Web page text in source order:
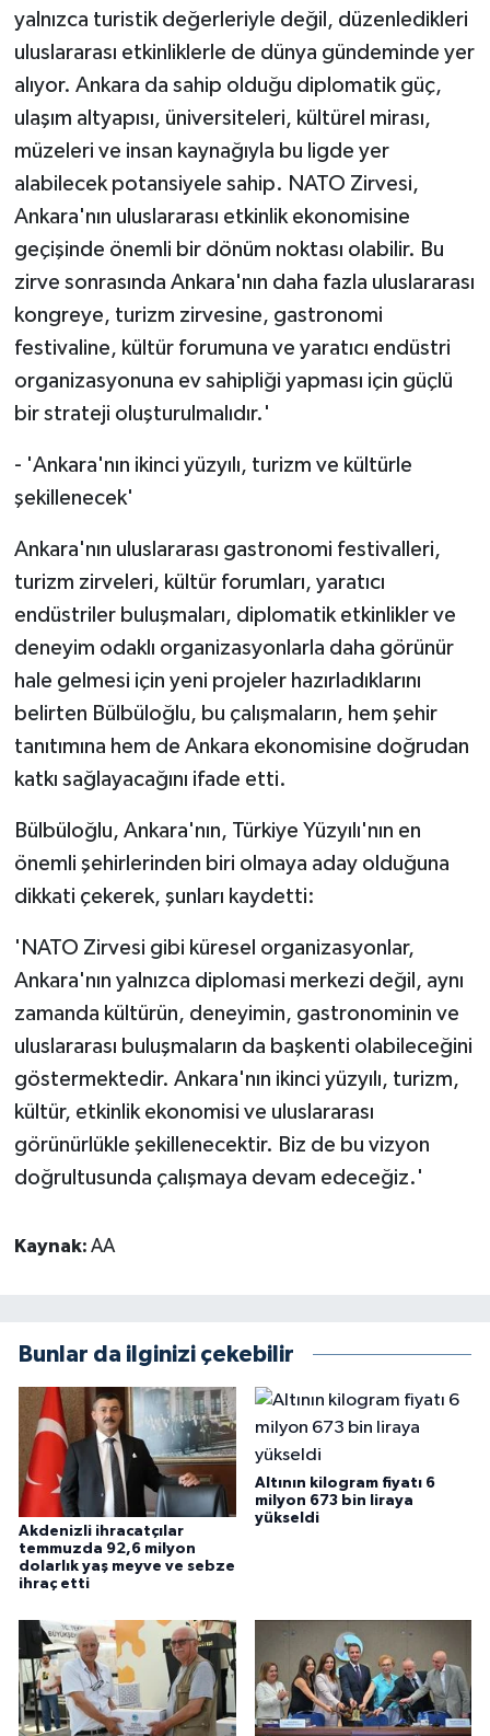
yalnızca turistik değerleriyle değil, düzenledikleri
uluslararası etkinliklerle de dünya gündeminde yer
alıyor. Ankara da sahip olduğu diplomatik güç,
ulaşım altyapısı, üniversiteleri, kültürel mirası,
müzeleri ve insan kaynağıyla bu ligde yer
alabilecek potansiyele sahip. NATO Zirvesi,
Ankara'nın uluslararası etkinlik ekonomisine
geçişinde önemli bir dönüm noktası olabilir. Bu
zirve sonrasında Ankara'nın daha fazla uluslararası
kongreye, turizm zirvesine, gastronomi
festivaline, kültür forumuna ve yaratıcı endüstri
organizasyonuna ev sahipliği yapması için güçlü
bir strateji oluşturulmalıdır.'
- 'Ankara'nın ikinci yüzyılı, turizm ve kültürle
şekillenecek'
Ankara'nın uluslararası gastronomi festivalleri,
turizm zirveleri, kültür forumları, yaratıcı
endüstriler buluşmaları, diplomatik etkinlikler ve
deneyim odaklı organizasyonlarla daha görünür
hale gelmesi için yeni projeler hazırladıklarını
belirten Bülbüloğlu, bu çalışmaların, hem şehir
tanıtımına hem de Ankara ekonomisine doğrudan
katkı sağlayacağını ifade etti.
Bülbüloğlu, Ankara'nın, Türkiye Yüzyılı'nın en
önemli şehirlerinden biri olmaya aday olduğuna
dikkati çekerek, şunları kaydetti:
'NATO Zirvesi gibi küresel organizasyonlar,
Ankara'nın yalnızca diplomasi merkezi değil, aynı
zamanda kültürün, deneyimin, gastronominin ve
uluslararası buluşmaların da başkenti olabileceğini
göstermektedir. Ankara'nın ikinci yüzyılı, turizm,
kültür, etkinlik ekonomisi ve uluslararası
görünürlükle şekillenecektir. Biz de bu vizyon
doğrultusunda çalışmaya devam edeceğiz.'
Kaynak: AA
Bunlar da ilginizi çekebilir
Akdenizli ihracatçılar
temmuzda 92,6 milyon
dolarlık yaş meyve ve sebze
ihraç etti
Altının kilogram fiyatı 6
milyon 673 bin liraya
yükseldi